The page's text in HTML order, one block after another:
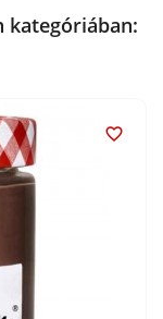
kategóriában:
